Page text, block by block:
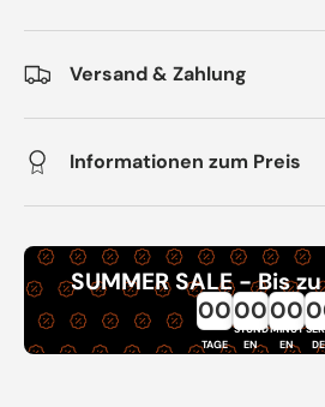
Versand & Zahlung
Informationen zum Preis
SUMMER SALE - Bis
00
TAGE
00
STUND
EN
00
MINUT
EN